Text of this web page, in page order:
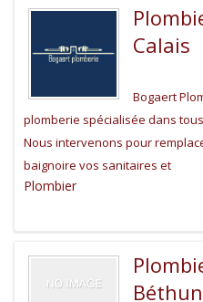
Calais
Bogaert
plomberie spécialisée dans
Nous intervenons pour
baignoire vos sanitaires et
Plombier